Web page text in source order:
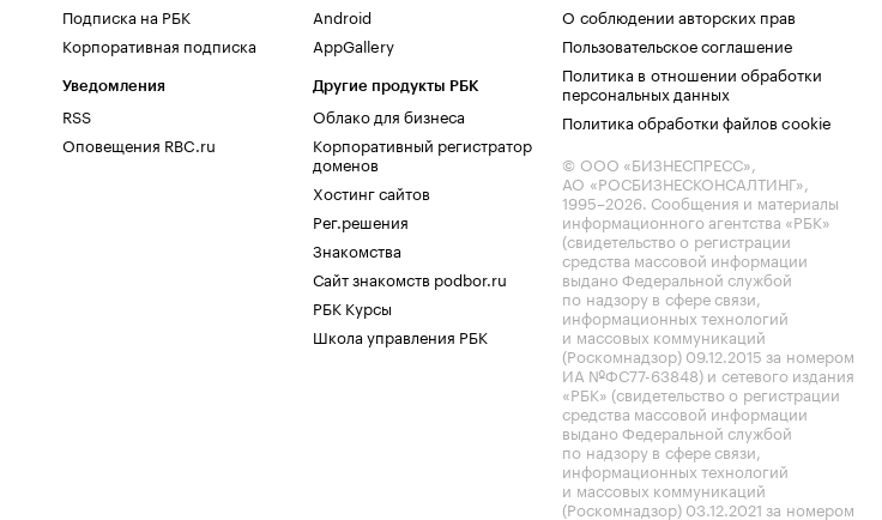
Подписка на РБК
Корпоративная подписка
Уведомления
RSS
Оповещения RBC.ru
Android
AppGallery
Другие продукты РБК
Облако для бизнеса
Корпоративный регистратор
доменов
Хостинг сайтов
Рег.решения
Знакомства
Сайт знакомств podbor.ru
РБК Курсы
Школа управления РБК
О соблюдении авторских прав
Пользовательское соглашение
Политика в отношении обработки
персональных данных
Политика обработки файлов cookie
© ООО «БИЗНЕСПРЕСС»,
АО «РОСБИЗНЕСКОНСАЛТИНГ»,
1995–2026. Сообщения и материалы
информационного агентства «РБК»
(свидетельство о регистрации
средства массовой информации
выдано Федеральной службой
по надзору в сфере связи,
информационных технологий
и массовых коммуникаций
(Роскомнадзор) 09.12.2015 за номером
ИА №ФС77-63848) и сетевого издания
«РБК» (свидетельство о регистрации
средства массовой информации
выдано Федеральной службой
по надзору в сфере связи,
информационных технологий
и массовых коммуникаций
(Роскомнадзор) 03.12.2021 за номером